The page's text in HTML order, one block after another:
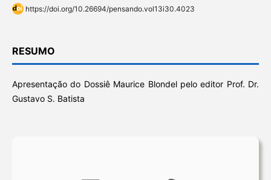
https://doi.org/10.26694/pensando.vol13i30.4023
RESUMO
Apresentação do Dossiê Maurice Blondel pelo editor Prof. Dr.
Gustavo S. Batista